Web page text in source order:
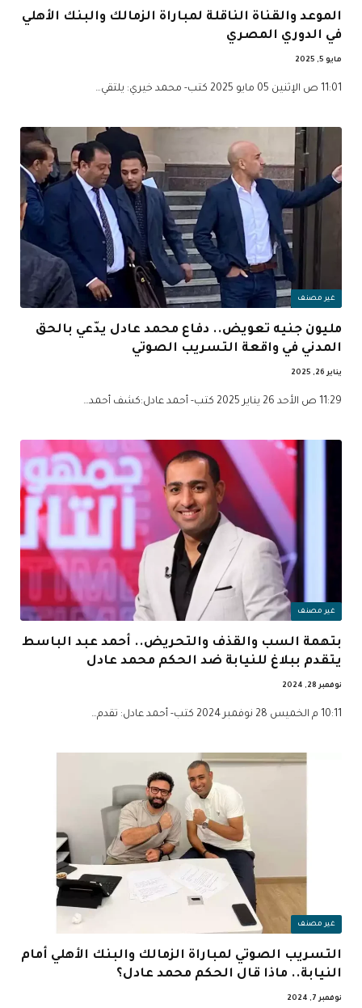
الموعد والقناة الناقلة لمباراة الزمالك والبنك الأهلي
في الدوري المصري
مايو 5, 2025
11:01 ص الإثنين 05 مايو 2025 كتب- محمد خيري: يلتقي…
غير مصنف
مليون جنيه تعويض.. دفاع محمد عادل يدّعي بالحق
المدني في واقعة التسريب الصوتي
يناير 26, 2025
11:29 ص الأحد 26 يناير 2025 كتب- أحمد عادل:كشف أحمد…
غير مصنف
بتهمة السب والقذف والتحريض.. أحمد عبد الباسط
يتقدم ببلاغ للنيابة ضد الحكم محمد عادل
نوفمبر 28, 2024
10:11 م الخميس 28 نوفمبر 2024 كتب- أحمد عادل: ‏تقدم…
غير مصنف
التسريب الصوتي لمباراة الزمالك والبنك الأهلي أمام
النيابة.. ماذا قال الحكم محمد عادل؟
نوفمبر 7, 2024